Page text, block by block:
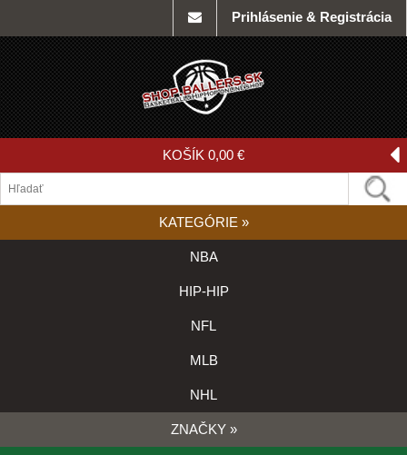
Prihlásenie & Registrácia
KOŠÍK 0,00 €
KATEGÓRIE »
NBA
HIP-HIP
NFL
MLB
NHL
ZNAČKY »